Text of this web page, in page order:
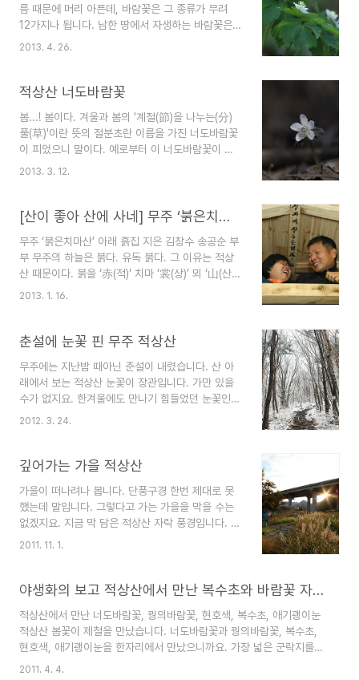
름 때문에 머리 아픈데, 바람꽃은 그 종류가 무려
12가지나 됩니다. 남한 땅에서 자생하는 바람꽃은
4개 속이 있습니다. 바람꽃속(Anemone속), 나도
람꽃속 식물로는 꿩의바람꽃, 들바람꽃, 홀아비바람
바람꽃이 있고, 나도바람꽃속에는 나도바람꽃 1종,
너도바람꽃속에는 변산바람꽃과 너도바람꽃 2종,
만주바람꽃속에는 만주바람꽃 1종이 있습니다. 바
람꽃이란 이름이 붙은 야생화가 이렇게나 많습니다.
습니다. ..
2013. 4. 26.
적상산 너도바람꽃
봄...! 봄이다. 겨울과 봄의 '계절(節)을 나누는(分)
풀(草)'이란 뜻의 절분초란 이름을 가진 너도바람꽃
이 피었으니 말이다. 예로부터 이 너도바람꽃이 피
는 것을 보고 봄을 느꼈다고 한다. 봄이 왔음을 알리
다 군락지라 해도 과언이 아니다. 예년에 비해 추운
가 오락가락하고 있지만, 봄은 어김없이 찾아왔다.
봄. 봄이다. photo by, 무주총각
2013. 3. 12.
[산이 좋아 산에 사네] 무주 ‘붉은치마산’ 아래 흙집 지은 김창수 송공순 부부
무주 ‘붉은치마산’ 아래 흙집 지은 김창수 송공순 부
부 무주의 하늘은 붉다. 유독 붉다. 그 이유는 적상
산 때문이다. 붉을 ‘赤(적)’ 치마 ‘裳(상)’ 뫼 ‘山(산)’.
‘붉은 치마를 두룬 산’이란 뜻의 적상산은 거대한 절
이다. 특히 해질 무렵이면 산 전체가 붉게 물드는 장
라는 설도 있지만, 해질 무렵 붉게 물든 절벽이 마치
여인의 치마를 연상케 한 다해서 붙여졌다는 설이
더 가슴에 와 닿는다. 이 산 아래 꼬박 1년이 걸려
흙집을 지은 부부가 있다. 김창수(54) 송공순(54)
2013. 1. 16.
춘설에 눈꽃 핀 무주 적상산
무주에는 지난밤 때아닌 춘설이 내렸습니다. 산 아
래에서 보는 적상산 눈꽃이 장관입니다. 가만 있을
수가 없지요. 한겨울에도 만나기 힘들었던 눈꽃인
데. 지난 겨울에도 못봤던 눈꽃을 만나기 위해 적상
을 만들어 냅니다. 등산로 초입은 소나무숲입니다.
있는 제1전망대. 한가운데가 눌산네 동네입니다. 산
아래와는 전혀 다른 풍경입니다. 올라갈 수록 쌓인
눈의 양이 많아집니다. 설중복수초는 못 만났습니
다. 상상했던 것 보다 훨씬 많은 눈이 쌓여 있거든
등산로가..
2012. 3. 24.
깊어가는 가을 적상산
가을이 떠나려나 봅니다. 단풍구경 한번 제대로 못
했는데 말입니다. 그렇다고 가는 가을을 막을 수는
없겠지요. 지금 막 담은 적상산 자락 풍경입니다. 읍
내 다녀오는 길에 적상천 억새가 멋지길래 사진기
한장 찍고 돌아섰습니다. 평일인데도 등산객들 한무
아직 볼만 합니다. 요 며칠은 평년보다 높은 기온으
로 더위를 느낄 정돕니다. 전형적인 가을하늘이죠?
다시 집 마당에서 적상산을 바라 봅니다. 산정은 이
미 겨울빛입니다. 낙엽은 다 지고, 무채색의 속살이
2011. 11. 1.
야생화의 보고 적상산에서 만난 복수초와 바람꽃 자매
적상산에서 만난 너도바람꽃, 꿩의바람꽃, 현호색, 복수초, 애기괭이눈
적상산 봄꽃이 제철을 만났습니다. 너도바람꽃과 꿩의바람꽃, 복수초,
현호색, 애기괭이눈을 한자리에서 만났으니까요. 가장 넓은 군락지를
형성하고 있는 복수초는 여전히 동면 중입니다. 무지 잠꾸러기죠.^^ 깨
2011. 4. 4.